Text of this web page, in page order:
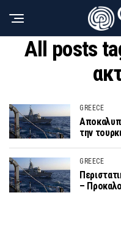
All posts
GREECE
την
GREECE
–